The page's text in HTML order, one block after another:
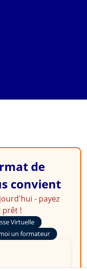
de
convient
- payez
prêt !
Virtuelle
un formateur